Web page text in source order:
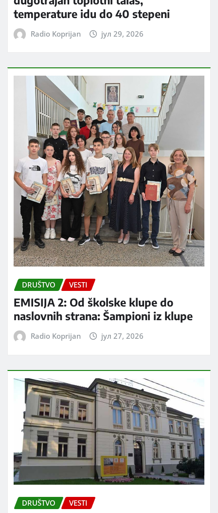
temperature idu do 40 stepeni
Radio Koprijan јул 29, 2026
DRUŠTVO VESTI
EMISIJA 2: Od školske klupe do
naslovnih strana: Šampioni iz klupe
Radio Koprijan јул 27, 2026
DRUŠTVO VESTI